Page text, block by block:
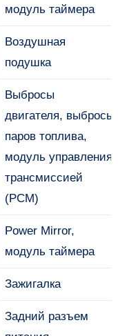
модуль таймера
Воздушная
подушка
Выбросы
двигателя, выбросы
паров топлива,
модуль управления
трансмиссией
(PCM)
Power Mirror,
модуль таймера
Зажигалка
Задний разъем